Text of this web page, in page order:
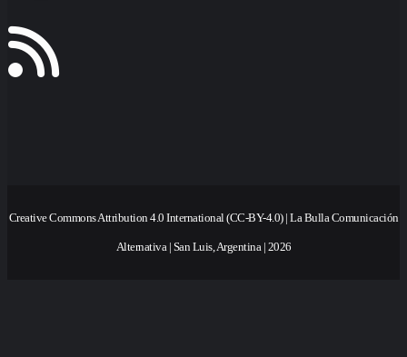
Creative Commons Attribution 4.0 International (CC-BY-4.0) | La Bulla Comunicación
Alternativa | San Luis, Argentina | 2026